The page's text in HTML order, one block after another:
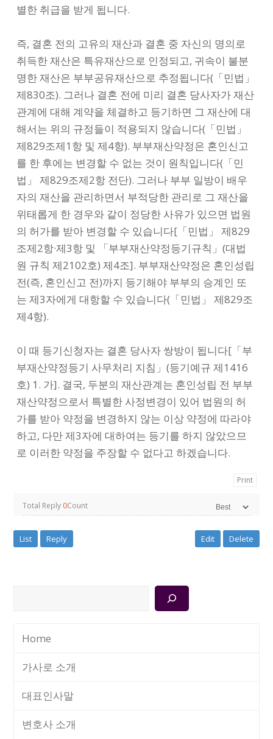
별한 취급을 받게 됩니다.
즉, 결혼 전의 고유의 재산과 결혼 중 자신의 명의로
취득한 재산은 특유재산으로 인정되고, 귀속이 불분
명한 재산은 부부공유재산으로 추정됩니다(「민법」
제830조). 그러나 결혼 전에 미리 결혼 당사자가 재산
관계에 대해 계약을 체결하고 등기하면 그 재산에 대
해서는 위의 규정들이 적용되지 않습니다(「민법」
제829조제1항 및 제4항). 부부재산약정은 혼인신고
를 한 후에는 변경할 수 없는 것이 원칙입니다(「민
법」 제829조제2항 전단). 그러나 부부 일방이 배우
자의 재산을 관리하면서 부적당한 관리로 그 재산을
위태롭게 한 경우와 같이 정당한 사유가 있으면 법원
의 허가를 받아 변경할 수 있습니다[「민법」 제829
조제2항·제3항 및 「부부재산약정등기규칙」(대법
원 규칙 제2102호) 제4조]. 부부재산약정은 혼인성립
전(즉, 혼인신고 전)까지 등기해야 부부의 승계인 또
는 제3자에게 대항할 수 있습니다(「민법」 제829조
제4항).
이 때 등기신청자는 결혼 당사자 쌍방이 됩니다[「부
부재산약정등기 사무처리 지침」(등기예규 제1416
호) 1. 가]. 결국, 두분의 재산관계는 혼인성립 전 부부
재산약정으로서 특별한 사정변경이 있어 법원의 허
가를 받아 약정을 변경하지 않는 이상 약정에 따라야
하고, 다만 제3자에 대하여는 등기를 하지 않았으므
로 이러한 약정을 주장할 수 없다고 하겠습니다.
Print
Total Reply 0Count
List Reply Edit Delete
Home
가사로 소개
대표인사말
변호사 소개